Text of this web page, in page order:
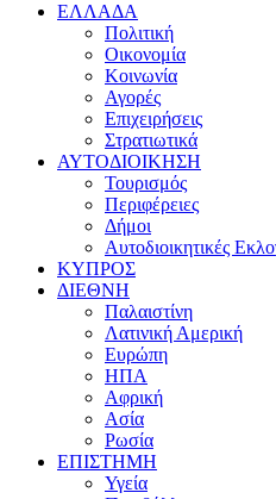
ΕΛΛΑΔΑ
Πολιτική
Οικονομία
Κοινωνία
Αγορές
Επιχειρήσεις
Στρατιωτικά
ΑΥΤΟΔΙΟΙΚΗΣΗ
Τουρισμός
Περιφέρειες
Δήμοι
Αυτοδιοικητικές
ΚΥΠΡΟΣ
ΔΙΕΘΝΗ
Παλαιστίνη
Λατινική Αμερική
Ευρώπη
ΗΠΑ
Αφρική
Ασία
Ρωσία
ΕΠΙΣΤΗΜΗ
Υγεία